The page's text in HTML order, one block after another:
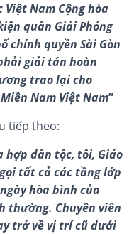
Việt Nam Cộng hòa
quân Giải Phóng
chính quyền Sài Gòn
giải tán hoàn
trao lại cho
Nam Việt Nam”
tiếp theo:
hợp dân tộc, tôi, Giáo
tất cả các tầng lớp
hòa bình của
thường. Chuyên viên
trở về vị trí cũ dưới